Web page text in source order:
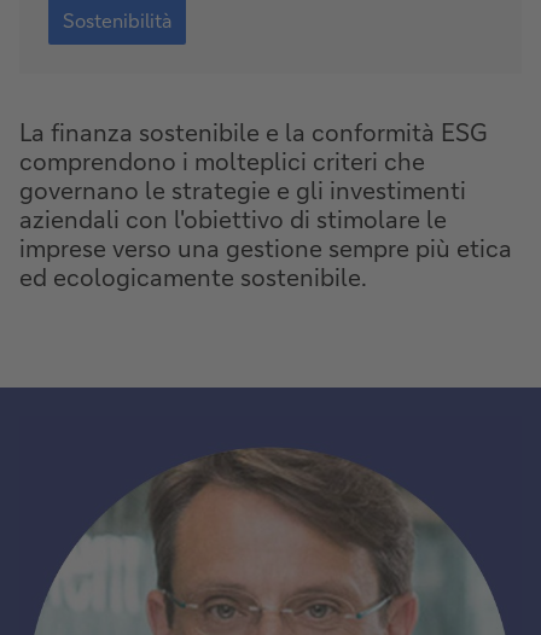
sulla
sostenibilità
Sostenibilità
La finanza sostenibile e la conformità ESG
comprendono i molteplici criteri che
governano le strategie e gli investimenti
aziendali con l'obiettivo di stimolare le
imprese verso una gestione sempre più etica
ed ecologicamente sostenibile.